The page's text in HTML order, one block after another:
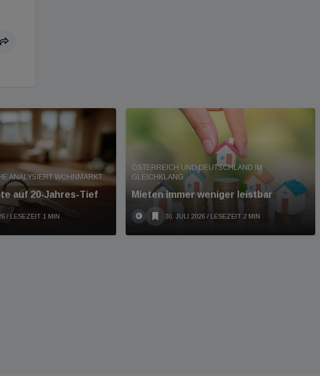
ANALYSIERT WOHNMARKT
auf 20-Jahres-Tief
/ LESEZEIT 1 MIN
ÖSTERREICH UND DEUTSCHLAND IM
GLEICHKLANG
Mieten immer weniger leistbar
30. JULI 2026 / LESEZEIT 2 MIN